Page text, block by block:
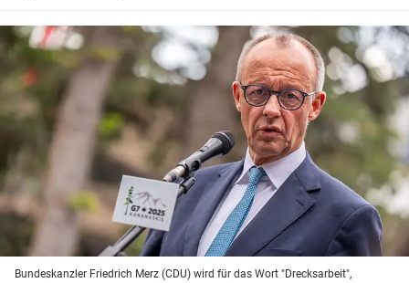
Bundeskanzler Friedrich Merz (CDU) wird für das Wort "Drecksarbeit",